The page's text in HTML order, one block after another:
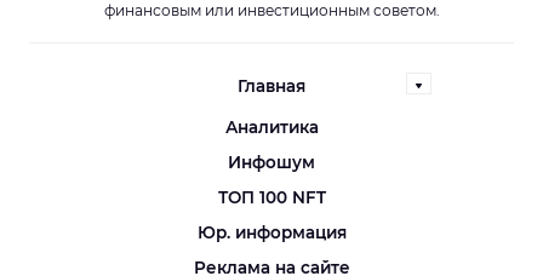
финансовым или инвестиционным советом.
Главная
Аналитика
Инфошум
ТОП 100 NFT
Юр. информация
Реклама на сайте